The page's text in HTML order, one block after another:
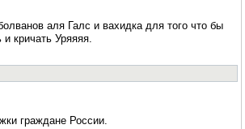
аля Галс и вахидка для того что бы
кричать Уряяяя.
граждане России.